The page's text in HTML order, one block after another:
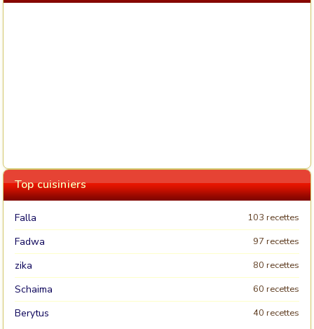
Top cuisiniers
Falla 103 recettes
Fadwa 97 recettes
zika 80 recettes
Schaima 60 recettes
Berytus 40 recettes